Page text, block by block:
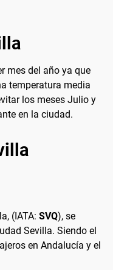
mes del año ya que
temperatura media
los meses Julio y
en la ciudad.
(IATA: SVQ), se
Sevilla. Siendo el
en Andalucía y el